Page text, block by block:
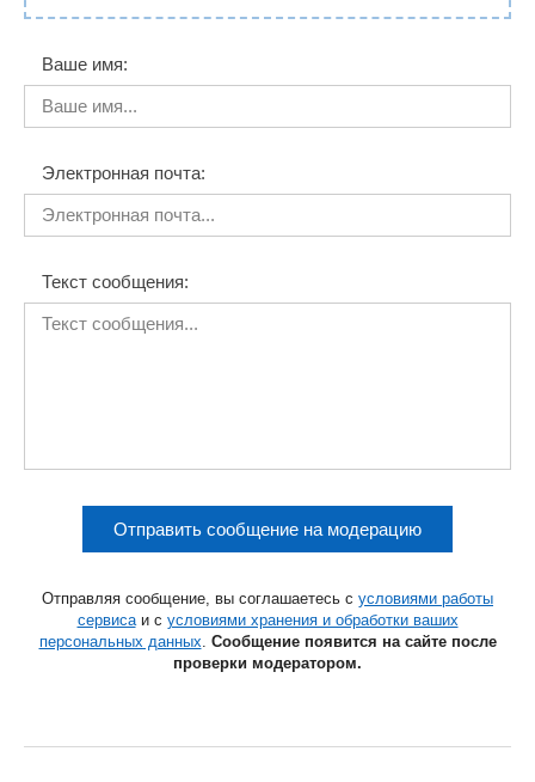
Ваше имя:
Электронная почта:
Текст сообщения:
Отправить сообщение на модерацию
Отправляя сообщение, вы соглашаетесь с условиями работы
сервисаи с условиями хранения и обработки ваших
персональных данных. Сообщение появится на сайте после
проверки модератором.